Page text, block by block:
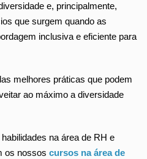
e, principalmente,
que surgem quando as
inclusiva e eficiente para
melhores práticas que podem
ao máximo a diversidade
na área de RH e
os nossos cursos na área de